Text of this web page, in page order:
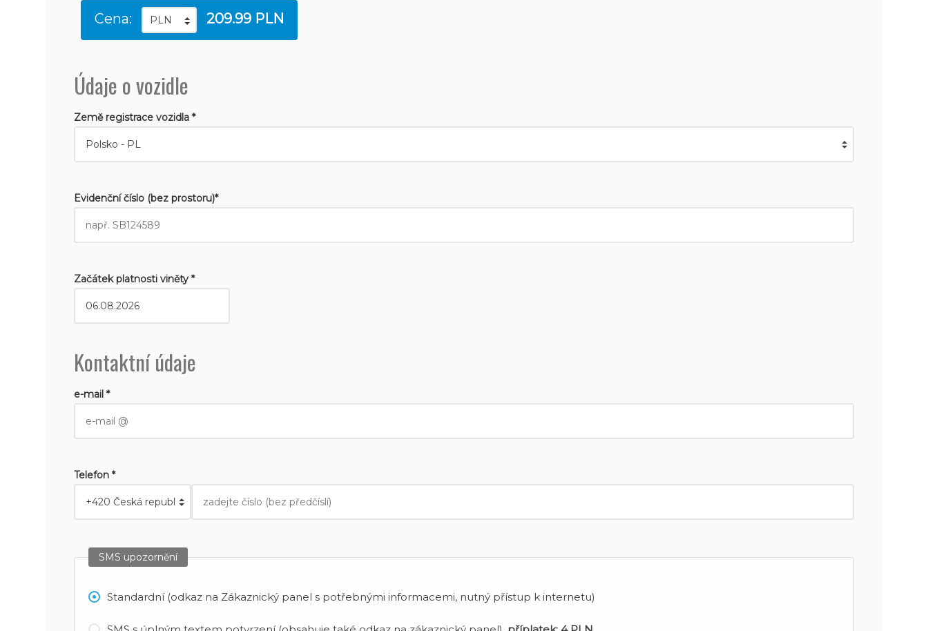
Cena: 209.99 PLN
Údaje o vozidle
Země registrace vozidla *
Evidenční číslo (bez prostoru)*
Začátek platnosti viněty *
Kontaktní údaje
e-mail *
Telefon *
SMS upozornění
Standardní (odkaz na Zákaznický panel s potřebnými informacemi, nutný přístup k internetu)